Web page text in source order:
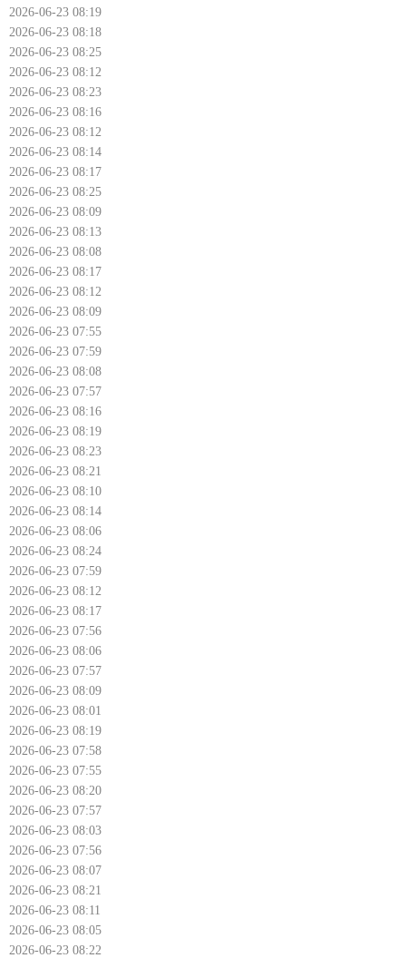
2026-06-23 08:19
2026-06-23 08:18
2026-06-23 08:25
2026-06-23 08:12
2026-06-23 08:23
2026-06-23 08:16
2026-06-23 08:12
2026-06-23 08:14
2026-06-23 08:17
2026-06-23 08:25
2026-06-23 08:09
2026-06-23 08:13
2026-06-23 08:08
2026-06-23 08:17
2026-06-23 08:12
2026-06-23 08:09
2026-06-23 07:55
2026-06-23 07:59
2026-06-23 08:08
2026-06-23 07:57
2026-06-23 08:16
2026-06-23 08:19
2026-06-23 08:23
2026-06-23 08:21
2026-06-23 08:10
2026-06-23 08:14
2026-06-23 08:06
2026-06-23 08:24
2026-06-23 07:59
2026-06-23 08:12
2026-06-23 08:17
2026-06-23 07:56
2026-06-23 08:06
2026-06-23 07:57
2026-06-23 08:09
2026-06-23 08:01
2026-06-23 08:19
2026-06-23 07:58
2026-06-23 07:55
2026-06-23 08:20
2026-06-23 07:57
2026-06-23 08:03
2026-06-23 07:56
2026-06-23 08:07
2026-06-23 08:21
2026-06-23 08:11
2026-06-23 08:05
2026-06-23 08:22